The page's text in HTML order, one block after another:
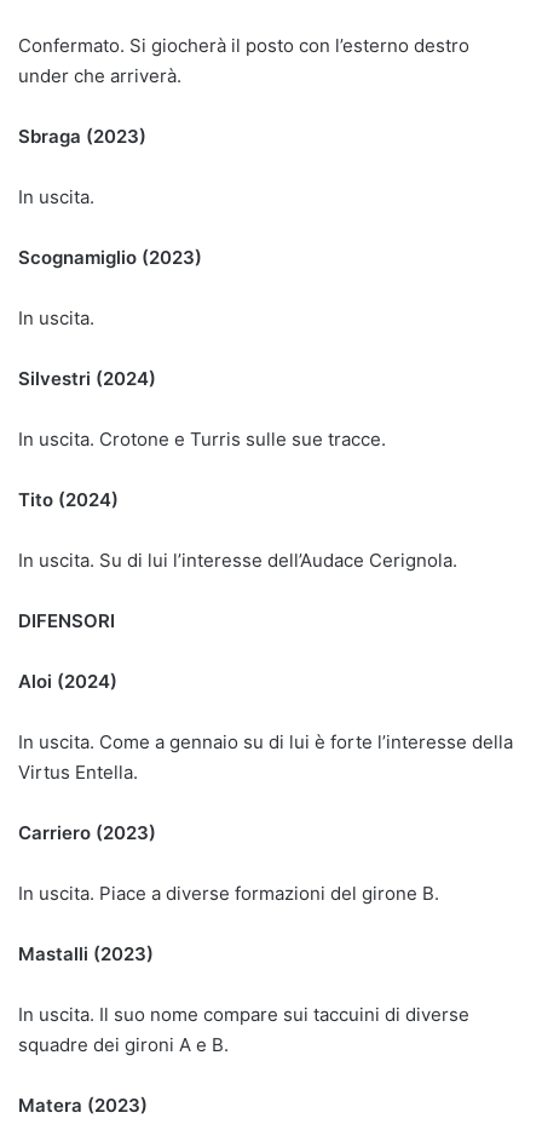
Confermato. Si giocherà il posto con l’esterno destro
under che arriverà.
Sbraga (2023)
In uscita.
Scognamiglio (2023)
In uscita.
Silvestri (2024)
In uscita. Crotone e Turris sulle sue tracce.
Tito (2024)
In uscita. Su di lui l’interesse dell’Audace Cerignola.
DIFENSORI
Aloi (2024)
In uscita. Come a gennaio su di lui è forte l’interesse della
Virtus Entella.
Carriero (2023)
In uscita. Piace a diverse formazioni del girone B.
Mastalli (2023)
In uscita. Il suo nome compare sui taccuini di diverse
squadre dei gironi A e B.
Matera (2023)